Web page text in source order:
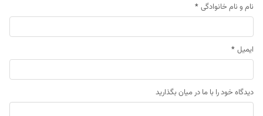
نام و نام خانوادگی *
ایمیل *
دیدگاه خود را با ما در میان بگذارید